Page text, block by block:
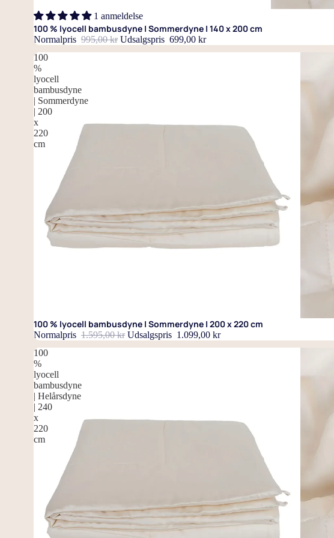
Udsalg 1 anmeldelse
100 % lyocell bambusdyne | Sommerdyne | 140 x 200 cm
Normalpris 995,00 kr Udsalgspris 699,00 kr
100
%
lyocell
bambusdyne
| Sommerdyne
| 200
x
220
cm
Udsalg
100 % lyocell bambusdyne | Sommerdyne | 200 x 220 cm
Normalpris 1.595,00 kr Udsalgspris 1.099,00 kr
100
%
lyocell
bambusdyne
| Helårsdyne
| 240
x
220
cm